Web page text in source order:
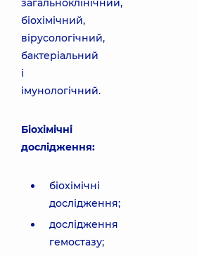
загальноклінічний,
біохімічний,
вірусологічний,
бактеріальний
і
імунологічний.
Біохімічні
дослідження:
біохімічні
дослідження;
дослідження
гемостазу;